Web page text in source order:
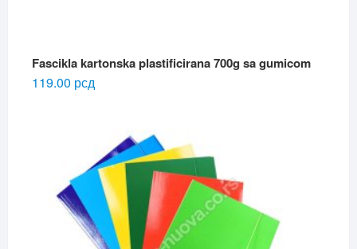
Fascikla kartonska plastificirana 700g sa gumicom
119.00 рсд